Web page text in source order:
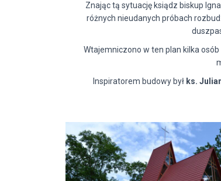
Znając tą sytuację ksiądz biskup
różnych nieudanych próbach
Wtajemniczono w ten plan kilka
Inspiratorem budowy był ks.